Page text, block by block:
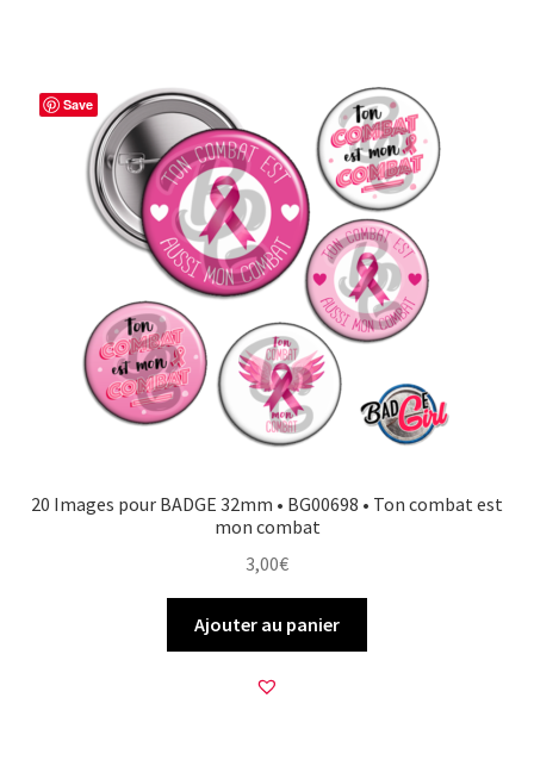
Save
20 Images pour BADGE 32mm • BG00698 • Ton combat est
mon combat
3,00€
Ajouter au panier